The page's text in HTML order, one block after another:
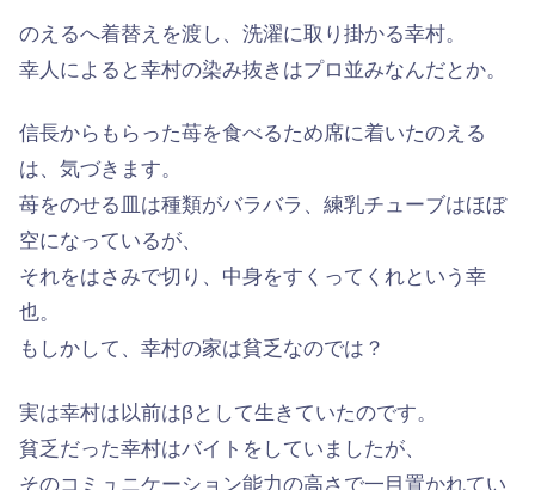
のえるへ着替えを渡し、洗濯に取り掛かる幸村。
幸人によると幸村の染み抜きはプロ並みなんだとか。
信長からもらった苺を食べるため席に着いたのえる
は、気づきます。
苺をのせる皿は種類がバラバラ、練乳チューブはほぼ
空になっているが、
それをはさみで切り、中身をすくってくれという幸
也。
もしかして、幸村の家は貧乏なのでは？
実は幸村は以前はβとして生きていたのです。
貧乏だった幸村はバイトをしていましたが、
そのコミュニケーション能力の高さで一目置かれてい